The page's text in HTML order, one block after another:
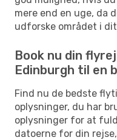
mere end en uge, da
udforske området i
Book nu din
Edinburgh til en
Find nu de bedste
oplysninger, du har
oplysninger for at
datoerne for din